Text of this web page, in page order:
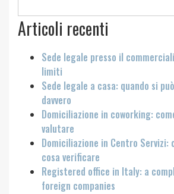
per:
Articoli recenti
Sede legale presso il
limiti
Sede legale a casa: quando si
davvero
Domiciliazione in coworking:
valutare
Domiciliazione in Centro Servizi:
cosa verificare
Registered office in Italy: a
foreign companies